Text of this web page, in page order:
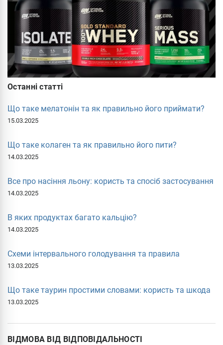
Останні статті
Що таке мелатонін та як правильно його приймати?
15.03.2025
Що таке колаген та як правильно його пити?
14.03.2025
Все про насіння льону: користь та спосіб застосування
14.03.2025
В яких продуктах багато кальцію?
14.03.2025
Схеми інтервального голодування та правила
13.03.2025
Що таке таурин простими словами: користь та шкода
13.03.2025
ВІДМОВА ВІД ВІДПОВІДАЛЬНОСТІ